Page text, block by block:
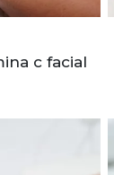
c facial